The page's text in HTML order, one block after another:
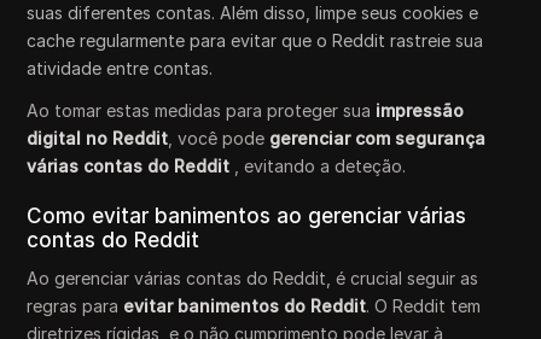
suas diferentes contas. Além disso, limpe seus cookies e
cache regularmente para evitar que o Reddit rastreie sua
atividade entre contas.
Ao tomar estas medidas para proteger sua impressão
digital no Reddit , você pode gerenciar com segurança
várias contas do Reddit , evitando a deteção.
Como evitar banimentos ao gerenciar várias
contas do Reddit
Ao gerenciar várias contas do Reddit, é crucial seguir as
regras para evitar banimentos do Reddit. O Reddit tem
diretrizes rígidas, e o não cumprimento pode levar à